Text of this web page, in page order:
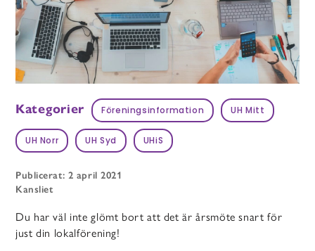
Kategorier Föreningsinformation UH Mitt
UH Norr UH Syd UHiS
Publicerat: 2 april 2021
Kansliet
Du har väl inte glömt bort att det är årsmöte snart för
just din lokalförening!